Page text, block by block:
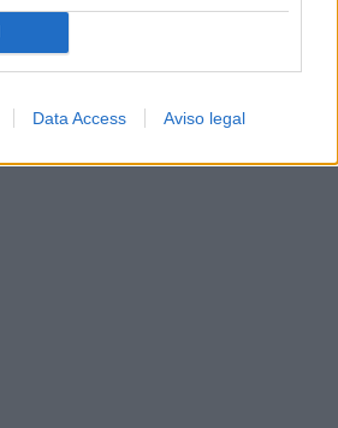
Data Access Aviso legal